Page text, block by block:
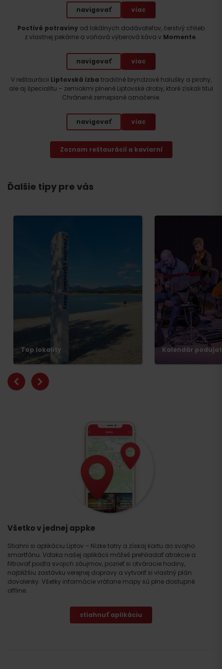
navigovať viac
Poctivé potraviny od lokálnych dodávateľov, čerstvý chlieb
z vlastnej pekárne a voňavá výberová káva v Momente.
navigovať viac
V reštaurácii Liptovská izba tradičné bryndzové halušky a pirohy,
ale aj špecialitu – zemiakmi plnené Liptovské droby, ktoré získali titul
Chránené zemepisné označenie.
navigovať viac
Zoznam reštaurácií a kaviarní
Ďalšie tipy pre vás
Top lokality Kalendár
Všetko v jednej appke
Stiahni si aplikáciu Liptov – Nízke tatry a získaj kartu do svojho
smartfónu. Vďaka našej aplikácii môžeš prehliadať atrakcie a
filtrovať podľa svojich záujmov, pozrieť si otváracie hodiny,
najbližšiu zastávku verejnej dopravy a vytvoriť si vlastný plán
dovolenky. Všetky informácie vrátane mapy sú plne dostupné
offline.
stiahnuť aplikáciu